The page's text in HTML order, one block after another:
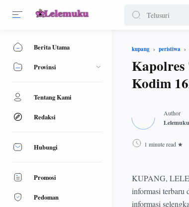
kupang peristiwa
Kapolres
Kodim
1 minute read
KUPANG,
informasi terbaru
informasi
Berita Utama
Provinsi
Tentang Kami
Redaksi
Hubungi
Promosi
Pedoman